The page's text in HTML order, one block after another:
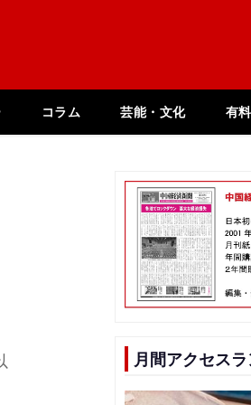
コラム 芸能・文化 有
月間アクセス